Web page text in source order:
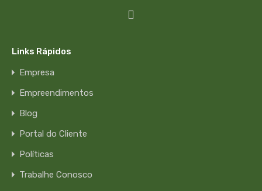
Links Rápidos
Empresa
Empreendimentos
Blog
Portal do Cliente
Políticas
Trabalhe Conosco